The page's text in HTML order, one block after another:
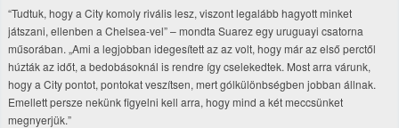
“Tudtuk, hogy a City komoly rivális lesz, viszont legalább hagyott minket
játszani, ellenben a Chelsea-vel” – mondta Suarez egy uruguayi csatorna
műsorában. „Ami a legjobban idegesített az az volt, hogy már az első perctől
húzták az időt, a bedobásoknál is rendre így cselekedtek. Most arra várunk,
hogy a City pontot, pontokat veszítsen, mert gólkülönbségben jobban állnak.
Emellett persze nekünk figyelni kell arra, hogy mind a két meccsünket
megnyerjük.”